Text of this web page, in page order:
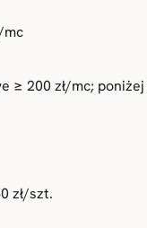
mc
≥ 200 zł/mc; poniżej
zł/szt.